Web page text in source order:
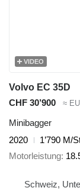
VIDEO
Volvo EC 35D
CHF 30’900
≈
Minibagger
2020
1’790 M/
Motorleistung
Schweiz,